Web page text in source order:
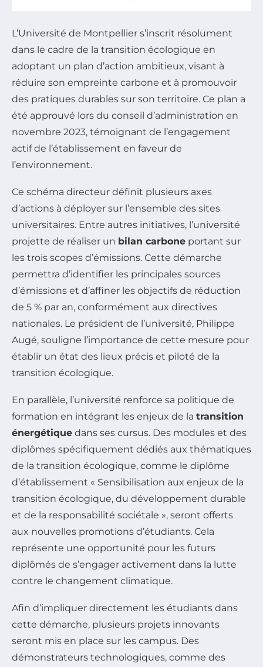
L’Université de Montpellier s’inscrit résolument
dans le cadre de la transition écologique en
adoptant un plan d’action ambitieux, visant à
réduire son empreinte carbone et à promouvoir
des pratiques durables sur son territoire. Ce plan a
été approuvé lors du conseil d’administration en
novembre 2023, témoignant de l’engagement
actif de l’établissement en faveur de
l’environnement.
Ce schéma directeur définit plusieurs axes
d’actions à déployer sur l’ensemble des sites
universitaires. Entre autres initiatives, l’université
projette de réaliser un bilan carbone portant sur
les trois scopes d’émissions. Cette démarche
permettra d’identifier les principales sources
d’émissions et d’affiner les objectifs de réduction
de 5 % par an, conformément aux directives
nationales. Le président de l’université, Philippe
Augé, souligne l’importance de cette mesure pour
établir un état des lieux précis et piloté de la
transition écologique.
En parallèle, l’université renforce sa politique de
formation en intégrant les enjeux de la transition
énergétique dans ses cursus. Des modules et des
diplômes spécifiquement dédiés aux thématiques
de la transition écologique, comme le diplôme
d’établissement « Sensibilisation aux enjeux de la
transition écologique, du développement durable
et de la responsabilité sociétale », seront offerts
aux nouvelles promotions d’étudiants. Cela
représente une opportunité pour les futurs
diplômés de s’engager activement dans la lutte
contre le changement climatique.
Afin d’impliquer directement les étudiants dans
cette démarche, plusieurs projets innovants
seront mis en place sur les campus. Des
démonstrateurs technologiques, comme des